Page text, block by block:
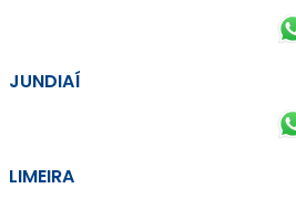
JUNDIAÍ
LIMEIRA